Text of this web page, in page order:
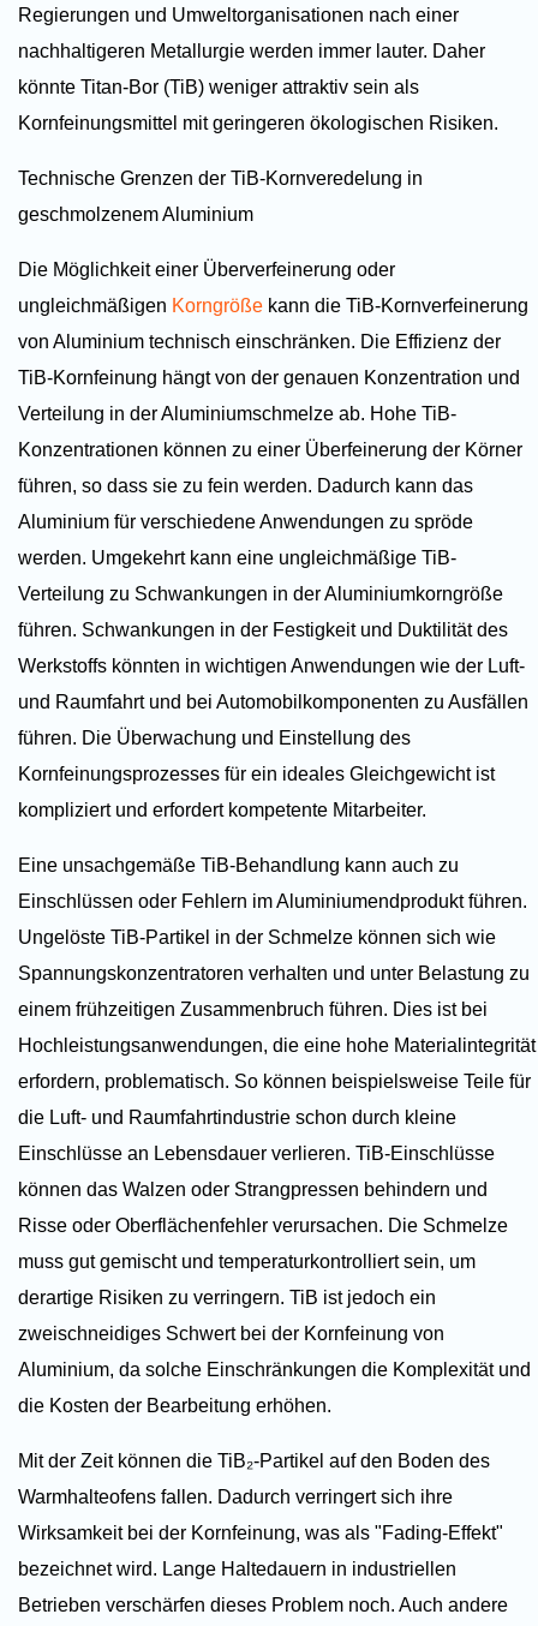
Regierungen und Umweltorganisationen nach einer
nachhaltigeren Metallurgie werden immer lauter. Daher
könnte Titan-Bor (TiB) weniger attraktiv sein als
Kornfeinungsmittel mit geringeren ökologischen Risiken.
Technische Grenzen der TiB-Kornveredelung in
geschmolzenem Aluminium
Die Möglichkeit einer Überverfeinerung oder
ungleichmäßigen Korngröße kann die TiB-Kornverfeinerung
von Aluminium technisch einschränken. Die Effizienz der
TiB-Kornfeinung hängt von der genauen Konzentration und
Verteilung in der Aluminiumschmelze ab. Hohe TiB-
Konzentrationen können zu einer Überfeinerung der Körner
führen, so dass sie zu fein werden. Dadurch kann das
Aluminium für verschiedene Anwendungen zu spröde
werden. Umgekehrt kann eine ungleichmäßige TiB-
Verteilung zu Schwankungen in der Aluminiumkorngröße
führen. Schwankungen in der Festigkeit und Duktilität des
Werkstoffs könnten in wichtigen Anwendungen wie der Luft-
und Raumfahrt und bei Automobilkomponenten zu Ausfällen
führen. Die Überwachung und Einstellung des
Kornfeinungsprozesses für ein ideales Gleichgewicht ist
kompliziert und erfordert kompetente Mitarbeiter.
Eine unsachgemäße TiB-Behandlung kann auch zu
Einschlüssen oder Fehlern im Aluminiumendprodukt führen.
Ungelöste TiB-Partikel in der Schmelze können sich wie
Spannungskonzentratoren verhalten und unter Belastung zu
einem frühzeitigen Zusammenbruch führen. Dies ist bei
Hochleistungsanwendungen, die eine hohe Materialintegrität
erfordern, problematisch. So können beispielsweise Teile für
die Luft- und Raumfahrtindustrie schon durch kleine
Einschlüsse an Lebensdauer verlieren. TiB-Einschlüsse
können das Walzen oder Strangpressen behindern und
Risse oder Oberflächenfehler verursachen. Die Schmelze
muss gut gemischt und temperaturkontrolliert sein, um
derartige Risiken zu verringern. TiB ist jedoch ein
zweischneidiges Schwert bei der Kornfeinung von
Aluminium, da solche Einschränkungen die Komplexität und
die Kosten der Bearbeitung erhöhen.
Mit der Zeit können die TiB₂-Partikel auf den Boden des
Warmhalteofens fallen. Dadurch verringert sich ihre
Wirksamkeit bei der Kornfeinung, was als "Fading-Effekt"
bezeichnet wird. Lange Haltedauern in industriellen
Betrieben verschärfen dieses Problem noch. Auch andere